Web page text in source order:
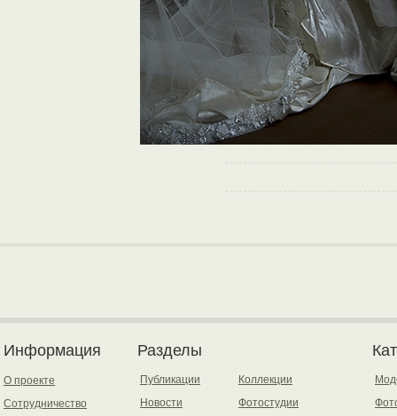
Информация
О проекте
Сотрудничество
Разделы
Публикации
Новости
Коллекции
Фотостудии